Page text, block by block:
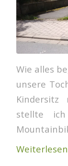
Wie alles
unsere
Kindersitz
stellte
Weiterlesen